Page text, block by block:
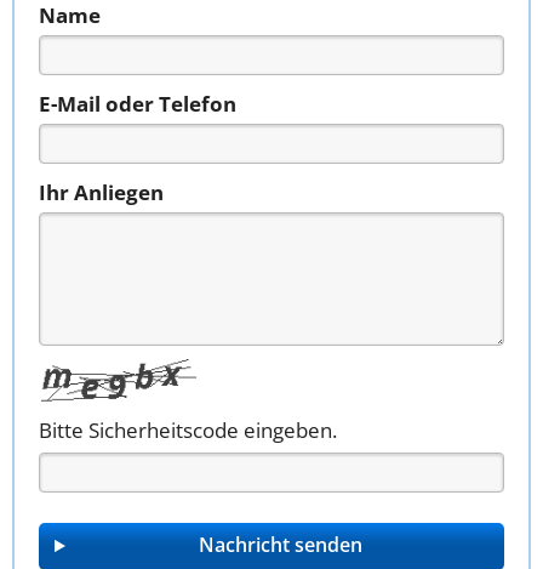
Name
E-Mail oder Telefon
Ihr Anliegen
Bitte Sicherheitscode eingeben.